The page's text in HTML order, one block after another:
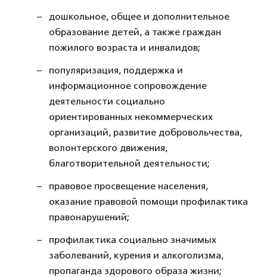
дошкольное, общее и дополнительное
образование детей, а также граждан
пожилого возраста и инвалидов;
популяризация, поддержка и
информационное сопровождение
деятельности социально
ориентированных некоммерческих
организаций, развитие добровольчества,
волонтерского движения,
благотворительной деятельности;
правовое просвещение населения,
оказание правовой помощи профилактика
правонарушений;
профилактика социально значимых
заболеваний, курения и алкоголизма,
пропаганда здорового образа жизни;